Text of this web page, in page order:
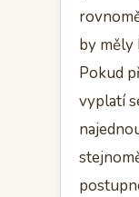
by měly
Pokud
vyplatí